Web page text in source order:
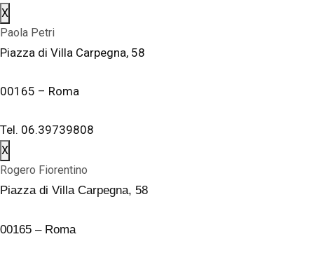
X
Paola Petri
Piazza di Villa Carpegna, 58
00165 – Roma
Tel. 06.39739808
X
Rogero Fiorentino
Piazza di Villa Carpegna, 58
00165 – Roma